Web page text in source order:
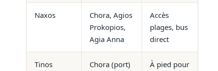
Naxos
Chora, Agios
Prokopios,
Agia Anna
Accès
plages, bus
direct
Tinos Chora (port)
À pied pour